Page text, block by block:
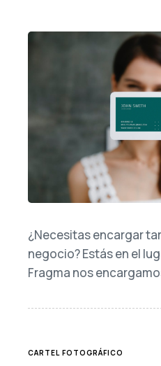
¿Necesitas encargar
negocio? Estás en el
Fragma nos
TAGS
CARTEL FOTOGRÁFICO